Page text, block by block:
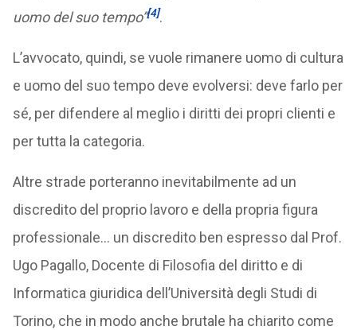
uomo del suo tempo”[4].
L’avvocato, quindi, se vuole rimanere uomo di cultura
e uomo del suo tempo deve evolversi: deve farlo per
sé, per difendere al meglio i diritti dei propri clienti e
per tutta la categoria.
Altre strade porteranno inevitabilmente ad un
discredito del proprio lavoro e della propria figura
professionale… un discredito ben espresso dal Prof.
Ugo Pagallo, Docente di Filosofia del diritto e di
Informatica giuridica dell’Università degli Studi di
Torino, che in modo anche brutale ha chiarito come